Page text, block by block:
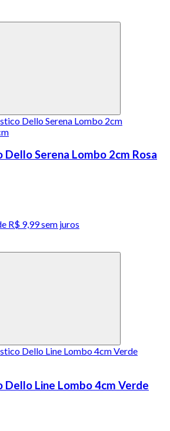
Dello Serena Lombo 2cm Rosa
R$ 9,99sem juros
Dello Line Lombo 4cm Verde